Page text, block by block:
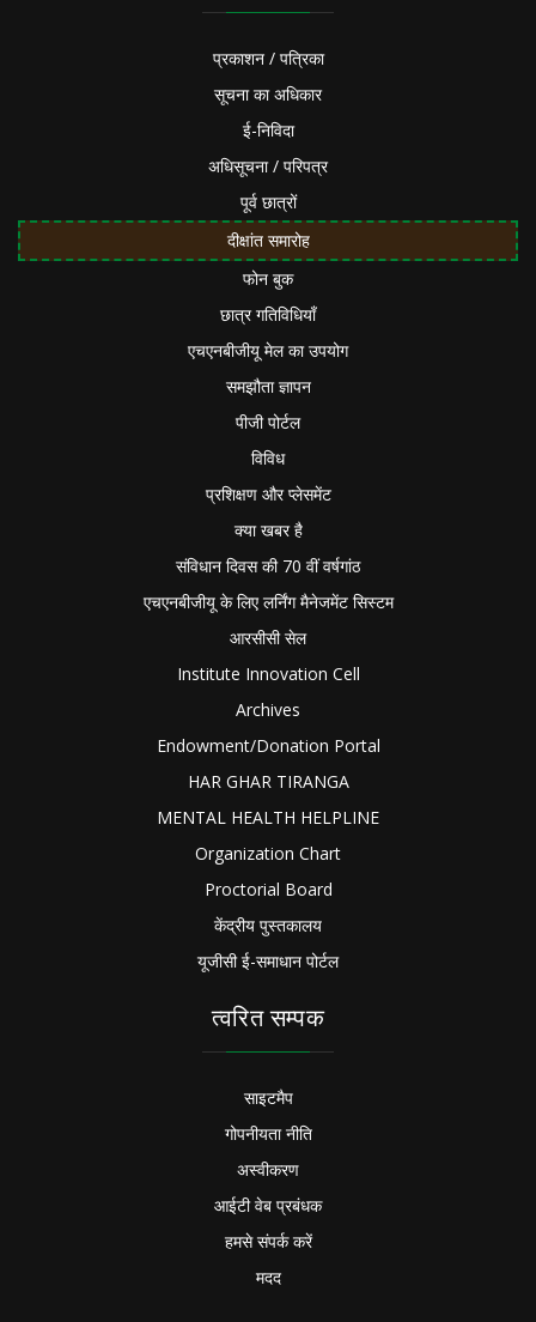
प्रकाशन / पत्रिका
सूचना का अधिकार
ई-निविदा
अधिसूचना / परिपत्र
पूर्व छात्रों
दीक्षांत समारोह
फोन बुक
छात्र गतिविधियाँ
एचएनबीजीयू मेल का उपयोग
समझौता ज्ञापन
पीजी पोर्टल
विविध
प्रशिक्षण और प्लेसमेंट
क्या खबर है
संविधान दिवस की 70 वीं वर्षगांठ
एचएनबीजीयू के लिए लर्निंग मैनेजमेंट सिस्टम
आरसीसी सेल
Institute Innovation Cell
Archives
Endowment/Donation Portal
HAR GHAR TIRANGA
MENTAL HEALTH HELPLINE
Organization Chart
Proctorial Board
केंद्रीय पुस्तकालय
यूजीसी ई-समाधान पोर्टल
त्वरित सम्पक
साइटमैप
गोपनीयता नीति
अस्वीकरण
आईटी वेब प्रबंधक
हमसे संपर्क करें
मदद